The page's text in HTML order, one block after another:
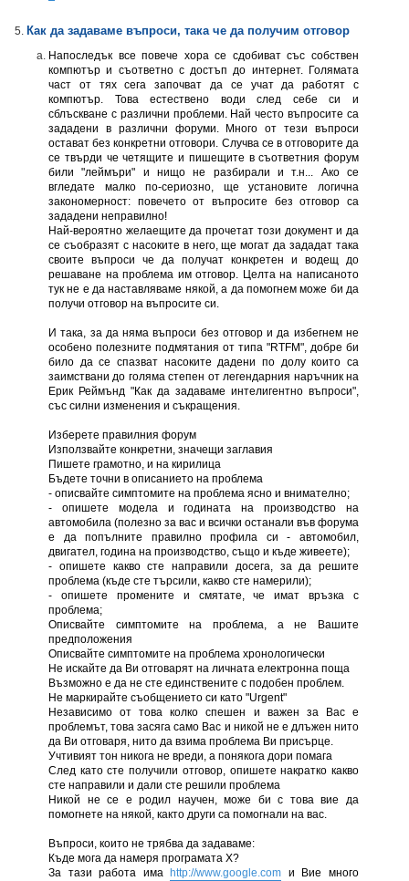
Как да задаваме въпроси, така че да получим отговор
Напоследък все повече хора се сдобиват със собствен
компютър и съответно с достъп до интернет. Голямата
част от тях сега започват да се учат да работят с
компютър. Това естествено води след себе си и
сблъскване с различни проблеми. Най често въпросите са
зададени в различни форуми. Много от тези въпроси
остават без конкретни отговори. Случва се в отговорите да
се твърди че четящите и пишещите в съответния форум
били "леймъри" и нищо не разбирали и т.н... Ако се
вгледате малко по-сериозно, ще установите логична
закономерност: повечето от въпросите без отговор са
зададени неправилно!
Най-вероятно желаещите да прочетат този документ и да
се съобразят с насоките в него, ще могат да зададат така
своите въпроси че да получат конкретен и водещ до
решаване на проблема им отговор. Целта на написаното
тук не е да наставлявамe някой, а да помогнeм може би да
получи отговор на въпросите си.
И така, за да няма въпроси без отговор и да избегнем не
особено полезните подмятания от типа "RTFM", добре би
било да се спазват насоките дадени по долу които са
заимствани до голяма степен от легендарния наръчник на
Ерик Реймънд "Как да задаваме интелигентно въпроси",
със силни изменения и съкращения.
Изберете правилния форум
Използвайте конкретни, значещи заглавия
Пишете грамотно, и на кирилица
Бъдете точни в описанието на проблема
- описвайте симптомите на проблема ясно и внимателно;
- опишете модела и годината на производство на
автомобила (полезно за вас и всички останали във форума
е да попълните правилно профила си - автомобил,
двигател, година на производство, също и къде живеете);
- опишете какво сте направили досега, за да решите
проблема (къде сте търсили, какво сте намерили);
- опишете промените и смятате, че имат връзка с
проблема;
Описвайте симптомите на проблема, а не Вашите
предположения
Описвайте симптомите на проблема хронологически
Не искайте да Ви отговарят на личната електронна поща
Възможно е да не сте единствените с подобен проблем.
Не маркирайте съобщението си като "Urgent"
Независимо от това колко спешен и важен за Вас е
проблемът, това засяга само Вас и никой не е длъжен нито
да Ви отговаря, нито да взима проблема Ви присърце.
Учтивият тон никога не вреди, а понякога дори помага
След като сте получили отговор, опишете накратко какво
сте направили и дали сте решили проблема
Никой не се е родил научен, може би с това вие да
помогнете на някой, както други са помогнали на вас.
Въпроси, които не трябва да задаваме:
Къде мога да намеря програмата Х?
За тази работа има
http://www.google.com и Вие много